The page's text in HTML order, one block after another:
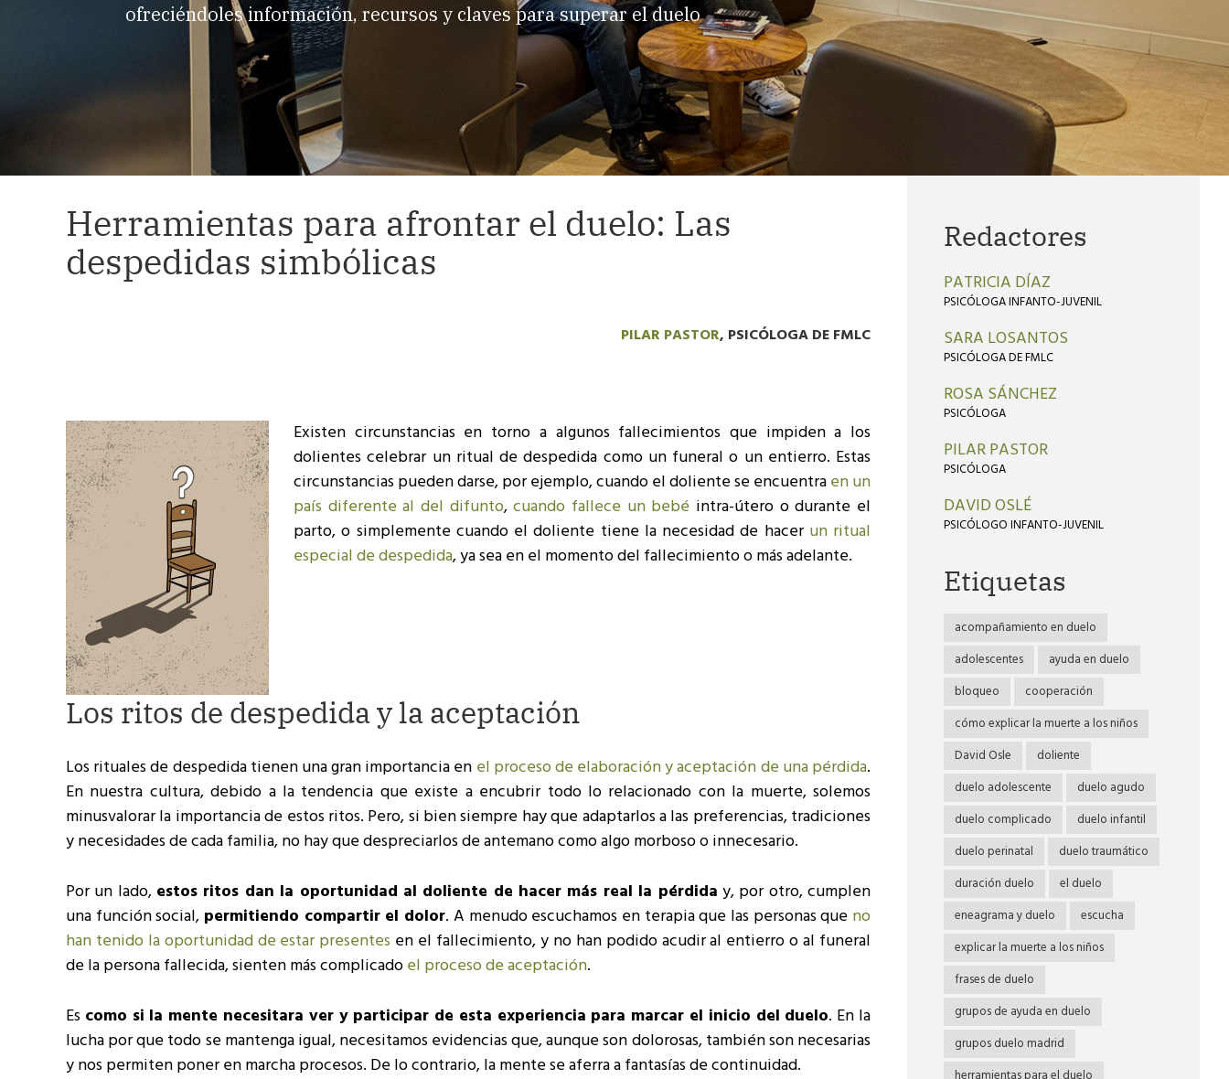
ofreciéndoles información, recursos y claves para superar el duelo
Herramientas para afrontar el duelo: Las
despedidas simbólicas
PILAR PASTOR, PSICÓLOGA DE FMLC
Existen circunstancias en torno a algunos fallecimientos que impiden a los
dolientes celebrar un ritual de despedida como un funeral o un entierro. Estas
circunstancias pueden darse, por ejemplo, cuando el doliente se encuentraen un
país diferente al del difunto,cuando fallece un bebé intra-útero o durante el
parto, o simplemente cuando el doliente tiene la necesidad de hacer un ritual
especial de despedida, ya sea en el momento del fallecimiento o más adelante.
Los ritos de despedida y la aceptación
Los rituales de despedida tienen una gran importancia en el proceso de elaboración y aceptación de una pérdida.
En nuestra cultura, debido a la tendencia que existe a encubrir todo lo relacionado con la muerte, solemos
minusvalorar la importancia de estos ritos. Pero, si bien siempre hay que adaptarlos a las preferencias, tradiciones
y necesidades de cada familia, no hay que despreciarlos de antemano como algo morboso o innecesario.
Por un lado, estos ritos dan la oportunidad al doliente de hacer más real la pérdida y, por otro, cumplen
una función social, permitiendo compartir el dolor. A menudo escuchamos en terapia que las personas que no
han tenido la oportunidad de estar presentes en el fallecimiento, y no han podido acudir al entierro o al funeral
de la persona fallecida, sienten más complicadoel proceso de aceptación.
Es como si la mente necesitara ver y participar de esta experiencia para marcar el inicio del duelo. En la
lucha por que todo se mantenga igual, necesitamos evidencias que, aunque son dolorosas, también son necesarias
y nos permiten poner en marcha procesos. De lo contrario, la mente se aferra a fantasías de continuidad.
Redactores
PATRICIA DÍAZ
PSICÓLOGA INFANTO-JUVENIL
SARA LOSANTOS
PSICÓLOGA DE FMLC
ROSA SÁNCHEZ
PSICÓLOGA
PILAR PASTOR
PSICÓLOGA
DAVID OSLÉ
PSICÓLOGO INFANTO-JUVENIL
Etiquetas
acompañamiento en duelo
adolescentes
ayuda en duelo
bloqueo
cooperación
cómo explicar la muerte a los niños
David Osle
doliente
duelo adolescente
duelo agudo
duelo complicado
duelo infantil
duelo perinatal
duelo traumático
duración duelo
el duelo
eneagrama y duelo
escucha
explicar la muerte a los niños
frases de duelo
grupos de ayuda en duelo
grupos duelo madrid